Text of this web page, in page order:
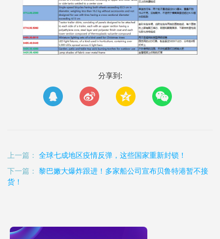
分享到:
上一篇： 全球七成地区疫情反弹，这些国家重新封锁！
下一篇： 黎巴嫩大爆炸跟进！多家船公司宣布贝鲁特港暂不接
货！